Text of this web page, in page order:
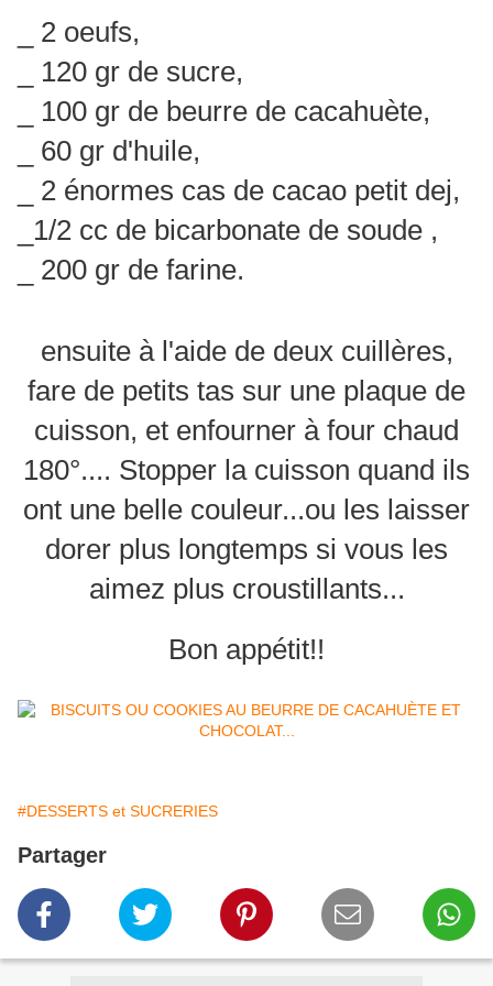
_ 2 oeufs,
_ 120 gr de sucre,
_ 100 gr de beurre de cacahuète,
_ 60 gr d'huile,
_ 2 énormes cas de cacao petit dej,
_1/2 cc de bicarbonate de soude ,
_ 200 gr de farine.
ensuite à l'aide de deux cuillères,
fare de petits tas sur une plaque de
cuisson, et enfourner à four chaud
180°.... Stopper la cuisson quand ils
ont une belle couleur...ou les laisser
dorer plus longtemps si vous les
aimez plus croustillants...
Bon appétit!!
#DESSERTS et SUCRERIES
Partager